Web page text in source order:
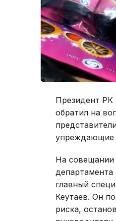
Президент РК
обратил на
упреждающие
На совещании
главный
Кеутаев. Он
риска,